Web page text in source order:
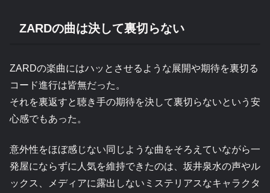
ZARDの曲は決して裏切らない
ZARDの楽曲にはハッとさせるような展開や期待を裏切る
コード進行は皆無だった。
それを裏返すと聴き手の期待を決して裏切らないという安
心感でもあった。
意外性をほぼ感じない同じような曲をそろえていながら一
発屋にならずに人気を維持できたのは、坂井泉水の声やル
ックス、メディアに露出しないミステリアスなキャラクタ